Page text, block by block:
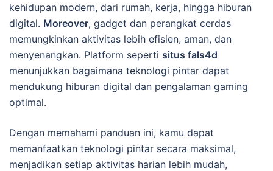
kehidupan modern, dari rumah, kerja, hingga hiburan
digital. Moreover, gadget dan perangkat cerdas
memungkinkan aktivitas lebih efisien, aman, dan
menyenangkan. Platform seperti situs fals4d
menunjukkan bagaimana teknologi pintar dapat
mendukung hiburan digital dan pengalaman gaming
optimal.
Dengan memahami panduan ini, kamu dapat
memanfaatkan teknologi pintar secara maksimal,
menjadikan setiap aktivitas harian lebih mudah,